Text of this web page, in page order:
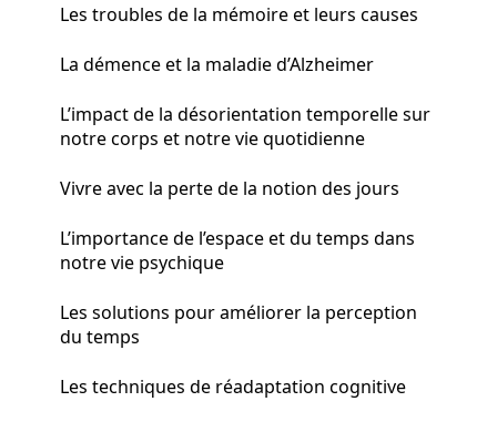
Les troubles de la mémoire et leurs causes
La démence et la maladie d’Alzheimer
L’impact de la désorientation temporelle sur
notre corps et notre vie quotidienne
Vivre avec la perte de la notion des jours
L’importance de l’espace et du temps dans
notre vie psychique
Les solutions pour améliorer la perception
du temps
Les techniques de réadaptation cognitive